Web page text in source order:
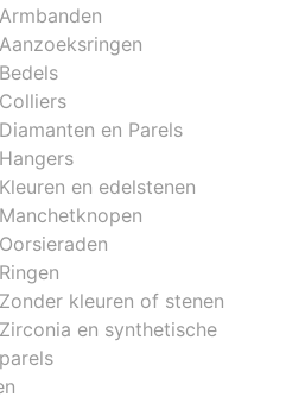
Armbanden
Aanzoeksringen
Bedels
Colliers
Diamanten en Parels
Hangers
Kleuren en edelstenen
Manchetknopen
Oorsieraden
Ringen
Zonder kleuren of stenen
Zirconia en synthetische
parels